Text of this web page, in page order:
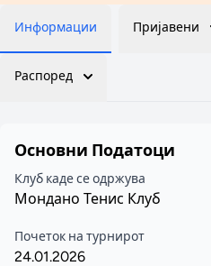
Информации Пријавени
Распоред
Основни Податоци
Клуб каде се одржува
Мондано Тенис Клуб
Почеток на турнирот
24.01.2026